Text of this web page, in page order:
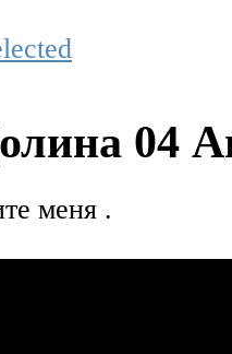
04
меня .